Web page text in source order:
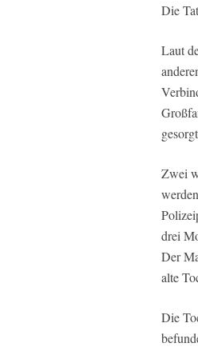
Die
Laut
Zwei
drei
Der
alte
Die